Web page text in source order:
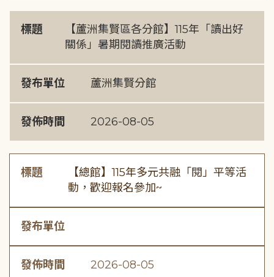
標題
【蘆洲集賢區各分館】115年「讀出好
關係」暑期閱讀推廣活動
發布單位 蘆洲集賢分館
發佈時間 2026-08-05
標題
【總館】115年多元共融「閱」平等活
動，歡迎報名參加~
發布單位
發佈時間 2026-08-05